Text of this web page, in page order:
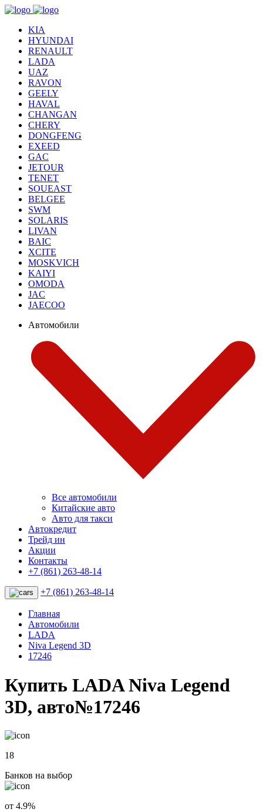
KIA
HYUNDAI
RENAULT
LADA
UAZ
RAVON
GEELY
HAVAL
CHANGAN
CHERY
DONGFENG
EXEED
GAC
JETOUR
TENET
SOUEAST
BELGEE
SWM
SOLARIS
LIVAN
BAIC
XCITE
MOSKVICH
KAIYI
OMODA
JAC
JAECOO
Автомобили
Все автомобили
Китайские авто
Авто для такси
Автокредит
Трейд ин
Акции
Контакты
+7 (861) 263-48-14
+7 (861) 263-48-14
Главная
Автомобили
LADA
Niva Legend 3D
17246
Купить LADA Niva Legend
3D, авто№17246
18
Банков на выбор
от 4.9%